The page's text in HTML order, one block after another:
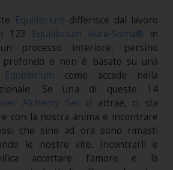
Equilibrium differisce dal lavoro
123
Equilibrium Aura-Soma® in
processo interiore, persino
profondo e non è basato su una
Equilibrium come accade nella
Se una di queste 14
Alchemy Set ci attrae, ci sta
con la nostra anima e incontrare
che sino ad ora sono rimasti
le nostre vite. Incontrarli e
accettare l’amore e la